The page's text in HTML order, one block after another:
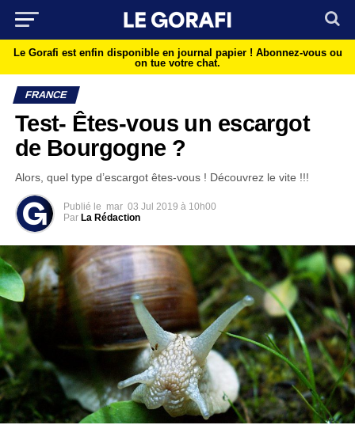
Le Gorafi est enfin disponible en journal papier ! Abonnez-vous ou
on tue votre chat.
FRANCE
Test- Êtes-vous un escargot
de Bourgogne ?
Alors, quel type d’escargot êtes-vous ! Découvrez le vite !!!
Publié le mar 03 Jul 2019 à 10h00
Par La Rédaction